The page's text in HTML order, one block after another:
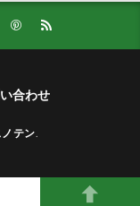
合わせ
テン